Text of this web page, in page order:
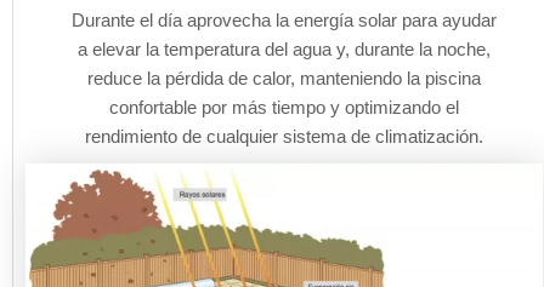
Durante el día aprovecha la energía solar para ayudar
a elevar la temperatura del agua y, durante la noche,
reduce la pérdida de calor, manteniendo la piscina
confortable por más tiempo y optimizando el
rendimiento de cualquier sistema de climatización.